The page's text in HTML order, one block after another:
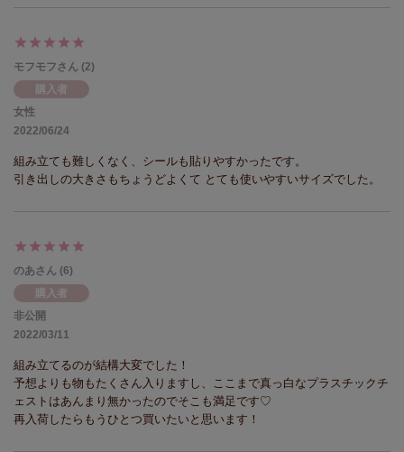
モフモフ
2
購入者
女性
2022/06/24
組み立ても難しくなく、シールも貼りやすかったです。
引き出しの大きさもちょうどよくて とても使いやすいサイズでした。
のあ
6
購入者
非公開
2022/03/11
組み立てるのが結構大変でした！
予想よりも物もたくさん入りますし、ここまで真っ白なプラスチックチ
ェストはあんまり無かったのでそこも満足です♡
再入荷したらもうひとつ買いたいと思います！